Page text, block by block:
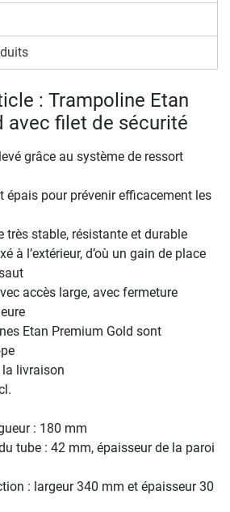
: Trampoline Etan
avec filet de sécurité
grâce au système de ressort
épais pour prévenir efficacement les
très stable, résistante et durable
à l’extérieur, d’où un gain de place
accès large, avec fermeture
Etan Premium Gold sont
la livraison
: 180 mm
tube : 42 mm, épaisseur de la paroi
: largeur 340 mm et épaisseur 30